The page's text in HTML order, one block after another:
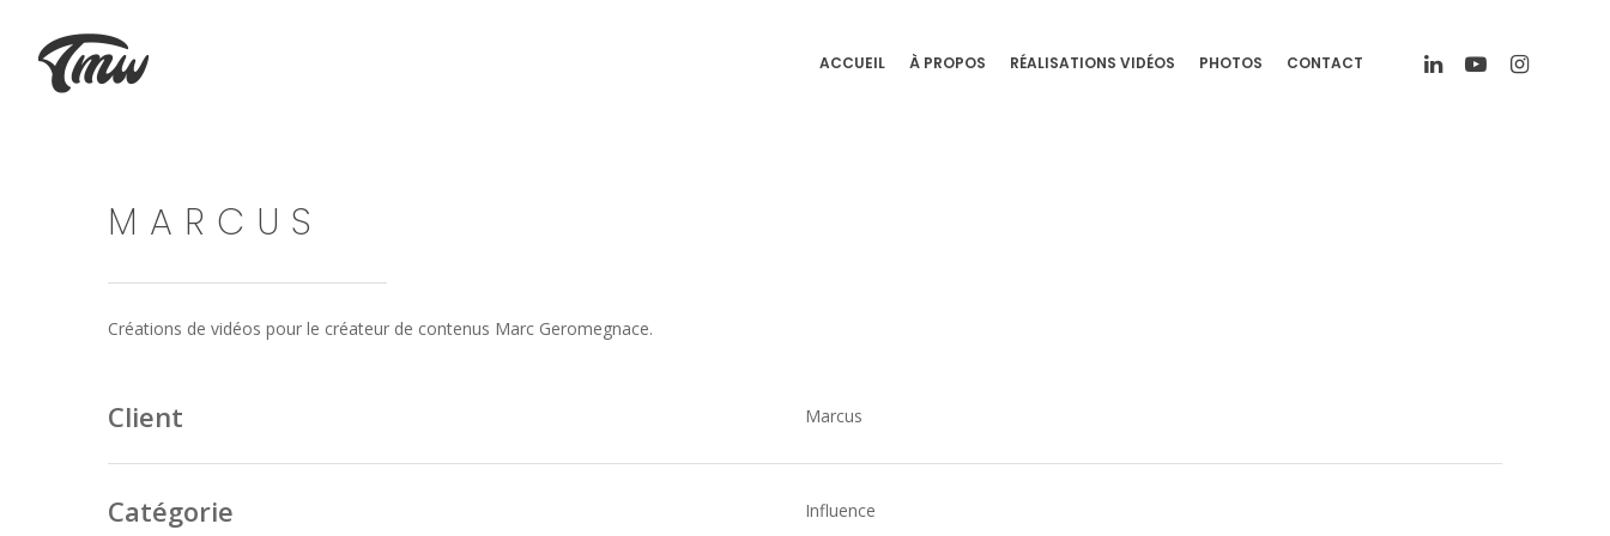
ACCUEIL À PROPOS RÉALISATIONS VIDÉOS PHOTOS CONTACT
MARCUS
Créations de vidéos pour le créateur de contenus Marc Geromegnace.
Client Marcus
Catégorie Influence